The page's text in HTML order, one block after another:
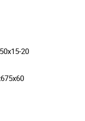
20